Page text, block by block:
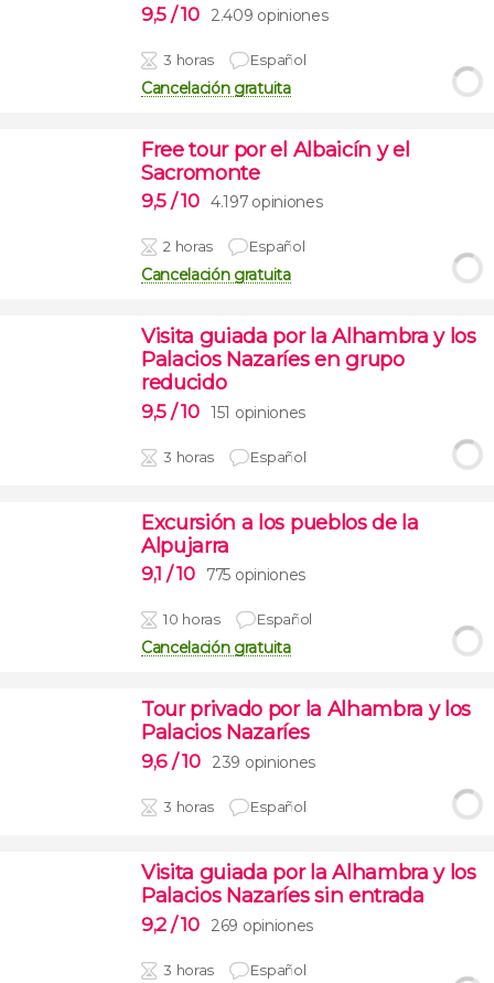
9,5 / 10 2.409 opiniones
3 horas Español
Cancelación gratuita
Free tour por el Albaicín y el
Sacromonte
9,5 / 10 4.197 opiniones
2 horas Español
Cancelación gratuita
Visita guiada por la Alhambra y los
Palacios Nazaríes en grupo
reducido
9,5 / 10 151 opiniones
3 horas Español
Excursión a los pueblos de la
Alpujarra
9,1 / 10 775 opiniones
10 horas Español
Cancelación gratuita
Tour privado por la Alhambra y los
Palacios Nazaríes
9,6 / 10 239 opiniones
3 horas Español
Visita guiada por la Alhambra y los
Palacios Nazaríes sin entrada
9,2 / 10 269 opiniones
3 horas Español